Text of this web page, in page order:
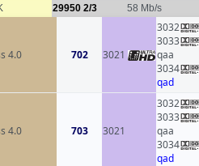
29950 2/3 58 Mb/s
4.0 702 3021
3032
3033
qaa
3034
qad
4.0 703 3021
3032
3033
qaa
3034
qad